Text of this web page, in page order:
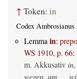
↑ Token: in
Codex Ambrosianus
Lemma in:
WS 1910, p. 66:
m. Akkusativ
wegen, um __